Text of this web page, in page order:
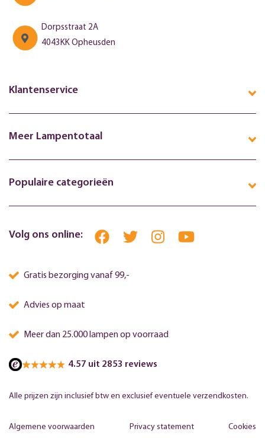
Dorpsstraat 2A
4043KK Opheusden
Klantenservice
Meer Lampentotaal
Populaire categorieën
Volg ons online:
Gratis bezorging vanaf 99,-
Advies op maat
Meer dan 25.000 lampen op voorraad
4.57 uit 2853 reviews
Alle prijzen zijn inclusief btw en exclusief eventuele verzendkosten.
Algemene voorwaarden Privacy statement Cookies